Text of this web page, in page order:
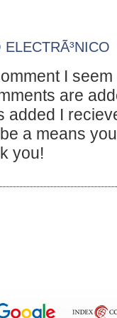
I
are
added I
a means
you!